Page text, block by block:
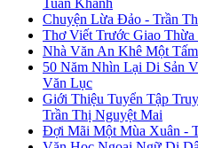
Chuyện Lừa Đảo - Trần
Thơ Viết Trước Giao
Nhà Văn An Khê Một
50 Năm Nhìn Lại Di Sản
Văn Lục
Giới Thiệu Tuyển Tập
Trần Thị Nguyệt Mai
Đợi Mãi Một Mùa Xuân -